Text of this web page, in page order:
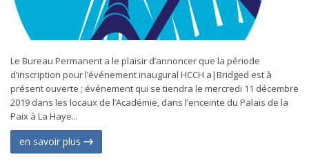
Le Bureau Permanent a le plaisir d’annoncer que la période
d’inscription pour l’événement inaugural HCCH a|Bridged est à
présent ouverte ; événement qui se tiendra le mercredi 11 décembre
2019 dans les locaux de l’Académie, dans l’enceinte du Palais de la
Paix à La Haye...
en savoir plus